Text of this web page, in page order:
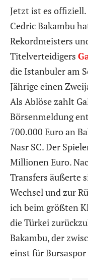
Jetzt ist es
Cedric Bakambu
Rekordmeisters
Titelverteidigers
die Istanbuler am
Jährige einen
Als Ablöse zahlt
Börsenmeldung
700.000 Euro an
Nasr SC. Der
Millionen Euro.
Transfers äußerte
Wechsel und zur
ich beim größten
die Türkei
Bakambu, der
einst für